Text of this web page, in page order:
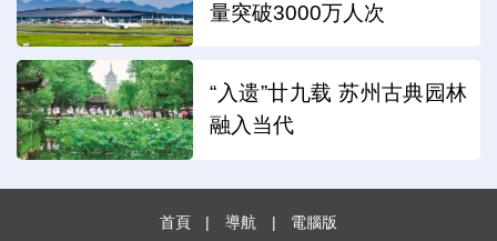
量突破3000万人次
“入遗”廿九载 苏州古典园林
融入当代
首頁 | 導航 | 電腦版